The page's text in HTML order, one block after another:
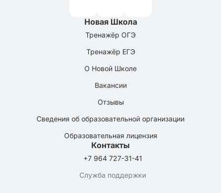
Новая Школа
Тренажёр ОГЭ
Тренажёр ЕГЭ
О Новой Школе
Вакансии
Отзывы
Сведения об образовательной организации
Образовательная лицензия
Контакты
+7 964 727-31-41
Служба поддержки